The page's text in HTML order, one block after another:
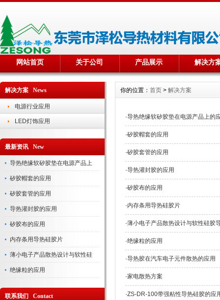
网站首页 关于公司 产品展示 解决方
解决方案 News
电源行业应用
LED灯饰应用
最新资讯 New
导热绝缘软矽胶垫在电源产品上
矽胶帽套的应用
矽胶套管的应用
导热灌封胶的应用
矽胶布的应用
内存条用导热硅胶片
薄小电子产品散热设计与软性硅
绝缘粒的应用
联系我们 Contact
你的位置： 首页 > 解决方案
·导热绝缘软矽胶垫在电源产品上的
·矽胶帽套的应用
·矽胶套管的应用
·导热灌封胶的应用
·矽胶布的应用
·内存条用导热硅胶片
·薄小电子产品散热设计与软性硅胶
·绝缘粒的应用
·导热胶在汽车电子元件散热的应用
·家电散热方案
·ZS-DR-100带强粘性导热硅胶的应